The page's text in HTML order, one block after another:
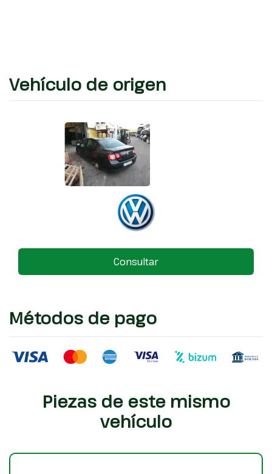
Vehículo de origen
Consultar
Métodos de pago
Piezas de este mismo
vehículo